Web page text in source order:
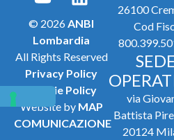
© 2026 ANBI
Lombardia
All Rights Reserved
Privacy Policy
Cookie Policy
Website by MAP
COMUNICAZIONE
26100
Cod
via
Battista
20124